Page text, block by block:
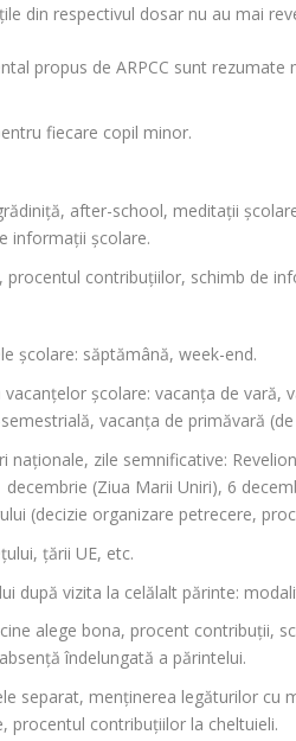
din respectivul dosar nu au mai
propus de ARPCC sunt rezumate
fiecare copil minor.
after-school, meditații
informații școlare.
procentul contribuțiilor, schimb de
școlare: săptămână, week-end.
școlare: vacanța de vară,
vacanța de primăvară
naționale, zile semnificative:
(Ziua Marii Uniri), 6
(decizie organizare petrecere,
țării UE, etc.
după vizita la celălalt părinte:
alege bona, procent contribuții,
îndelungată a părintelui.
separat, menținerea legăturilor cu
procentul contribuțiilor la cheltuieli.